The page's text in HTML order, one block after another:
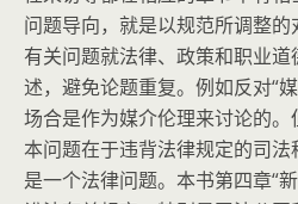
问题导向，就是以规范所调整
有关问题就法律、政策和职业
述，避免论题重复。例如反对“
场合是作为媒介伦理来讨论的。
本问题在于违背法律规定的司
是一个法律问题。本书第四章“